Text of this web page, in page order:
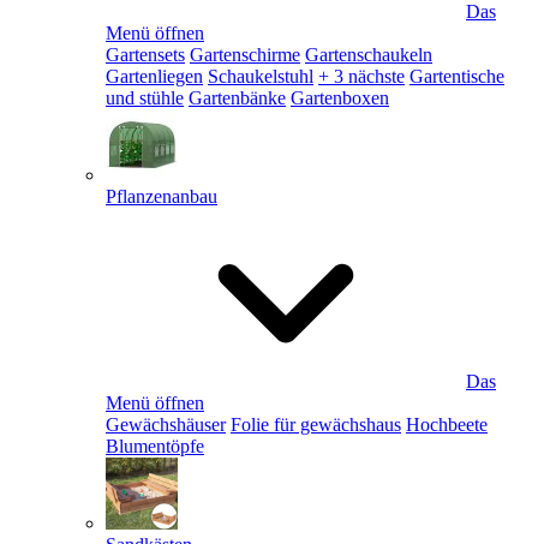
Das
Menü öffnen
Gartensets Gartenschirme Gartenschaukeln
Gartenliegen Schaukelstuhl + 3 nächste Gartentische
und stühle Gartenbänke Gartenboxen
Pflanzenanbau
Das
Menü öffnen
Gewächshäuser Folie für gewächshaus Hochbeete
Blumentöpfe